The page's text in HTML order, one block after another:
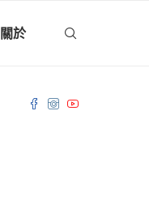
關於